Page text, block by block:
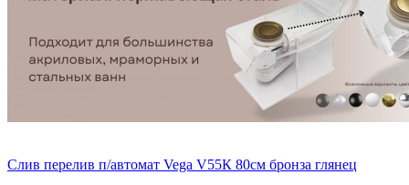
Слив перелив п/автомат Vega V55К 80см бронза глянец